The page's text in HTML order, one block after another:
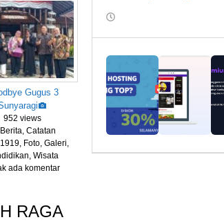
Gugus 3
952 views
Catatan
Foto, Galeri,
Wisata
ada komentar
RAGA
1919